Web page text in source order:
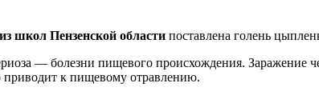
школ Пензенской области поставлена голень
— болезни пищевого происхождения.
к пищевому отравлению.